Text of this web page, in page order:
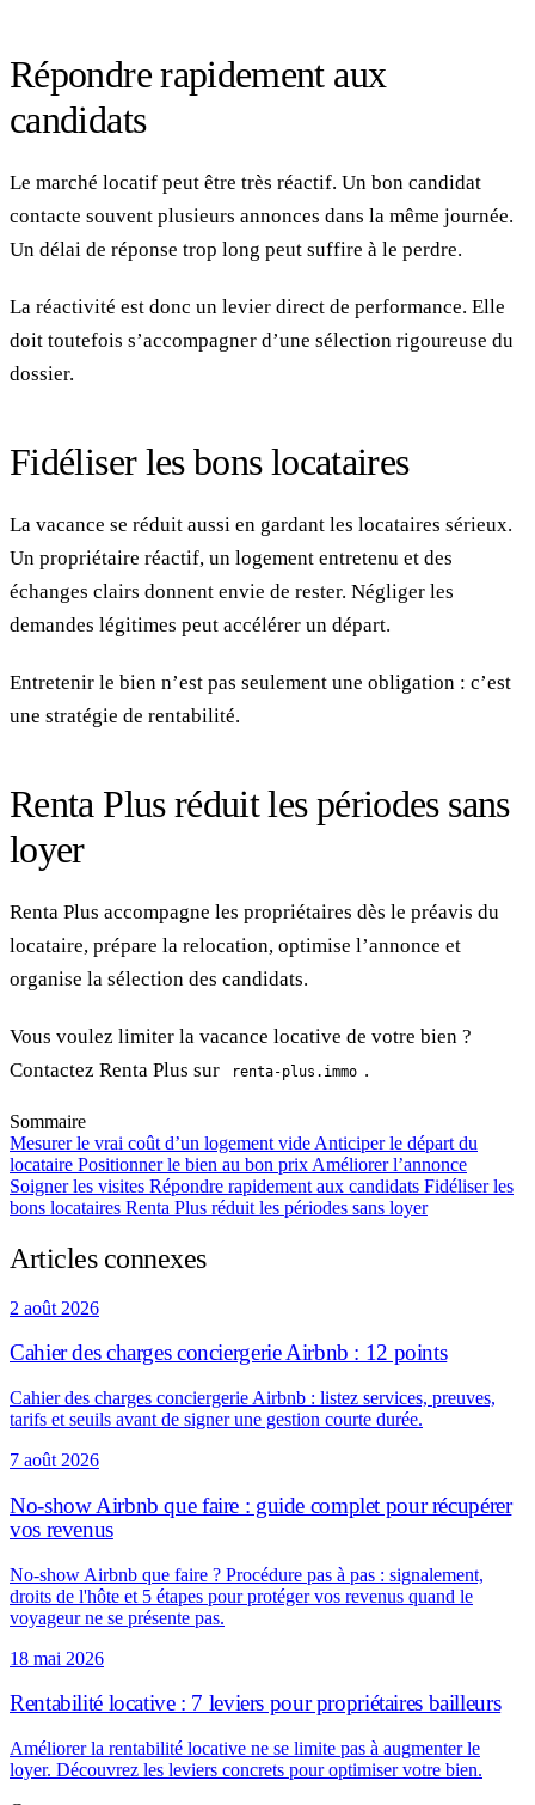
Répondre rapidement aux
candidats
Le marché locatif peut être très réactif. Un bon candidat
contacte souvent plusieurs annonces dans la même journée.
Un délai de réponse trop long peut suffire à le perdre.
La réactivité est donc un levier direct de performance. Elle
doit toutefois s’accompagner d’une sélection rigoureuse du
dossier.
Fidéliser les bons locataires
La vacance se réduit aussi en gardant les locataires sérieux.
Un propriétaire réactif, un logement entretenu et des
échanges clairs donnent envie de rester. Négliger les
demandes légitimes peut accélérer un départ.
Entretenir le bien n’est pas seulement une obligation : c’est
une stratégie de rentabilité.
Renta Plus réduit les périodes sans
loyer
Renta Plus accompagne les propriétaires dès le préavis du
locataire, prépare la relocation, optimise l’annonce et
organise la sélection des candidats.
Vous voulez limiter la vacance locative de votre bien ?
Contactez Renta Plus sur
renta-plus.immo .
Sommaire
Mesurer le vrai coût d’un logement vide Anticiper le départ du
locataire Positionner le bien au bon prix Améliorer l’annonce
Soigner les visites Répondre rapidement aux candidats Fidéliser les
bons locataires Renta Plus réduit les périodes sans loyer
Articles connexes
2 août 2026
Cahier des charges conciergerie Airbnb : 12 points
Cahier des charges conciergerie Airbnb : listez services, preuves,
tarifs et seuils avant de signer une gestion courte durée.
7 août 2026
No-show Airbnb que faire : guide complet pour récupérer
vos revenus
No-show Airbnb que faire ? Procédure pas à pas : signalement,
droits de l'hôte et 5 étapes pour protéger vos revenus quand le
voyageur ne se présente pas.
18 mai 2026
Rentabilité locative : 7 leviers pour propriétaires bailleurs
Améliorer la rentabilité locative ne se limite pas à augmenter le
loyer. Découvrez les leviers concrets pour optimiser votre bien.